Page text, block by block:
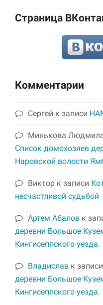
Страница
Комментарии
Сергей к записи
Минькова
Список домохозяев
Наровской волости
Виктор к записи
несчастливой судьбой
Артем Абалов к
деревни Большое
Кингисеппского уезда.
Владислав к записи
деревни Большое
Кингисеппского уезда.